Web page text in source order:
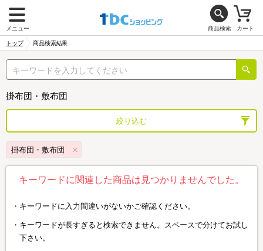
メニュー 商品検索 カート
トップ 商品検索結果
掛布団・敷布団
絞り込む
掛布団・敷布団
キーワードに関連した商品は見つかりませんでした。
キーワードに入力間違いがないかご確認ください。
キーワードが長すぎると検索できません。スペースで分けてお試し
下さい。